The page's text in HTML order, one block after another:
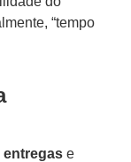
“tempo
entregas e